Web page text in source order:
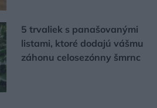
5 trvaliek s panašovanými
listami, ktoré dodajú vášmu
záhonu celosezónny šmrnc